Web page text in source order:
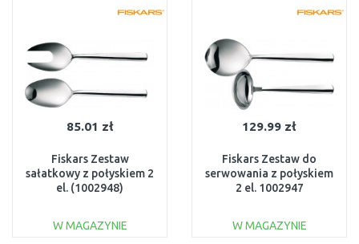
Do porównania Do porównania
85.01 zł
Fiskars Zestaw
sałatkowy z połyskiem 2
el. (1002948)
W MAGAZYNIE
129.99 zł
Fiskars Zestaw do
serwowania z połyskiem
2 el. 1002947
W MAGAZYNIE